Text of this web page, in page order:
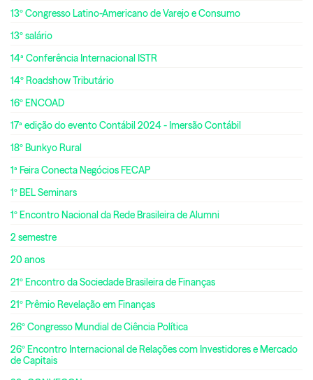
13º Congresso Latino-Americano de Varejo e Consumo
13º salário
14ª Conferência Internacional ISTR
14º Roadshow Tributário
16º ENCOAD
17ª edição do evento Contábil 2024 - Imersão Contábil
18º Bunkyo Rural
1ª Feira Conecta Negócios FECAP
1º BEL Seminars
1º Encontro Nacional da Rede Brasileira de Alumni
2 semestre
20 anos
21º Encontro da Sociedade Brasileira de Finanças
21º Prêmio Revelação em Finanças
26º Congresso Mundial de Ciência Política
26º Encontro Internacional de Relações com Investidores e Mercado
de Capitais